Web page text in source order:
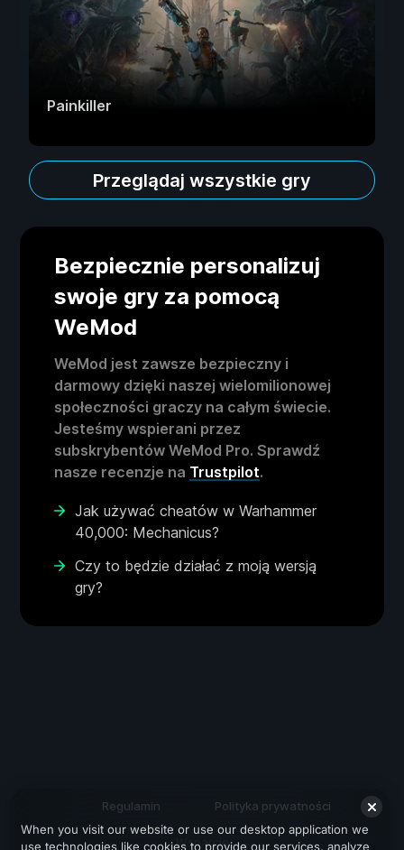
Painkiller
Przeglądaj wszystkie gry
Bezpiecznie personalizuj
swoje gry za pomocą
WeMod
WeMod jest zawsze bezpieczny i
darmowy dzięki naszej wielomilionowej
społeczności graczy na całym świecie.
Jesteśmy wspierani przez
subskrybentów WeMod Pro. Sprawdź
nasze recenzje na Trustpilot.
Jak używać cheatów w Warhammer
40,000: Mechanicus?
Czy to będzie działać z moją wersją
gry?
Regulamin Polityka prywatności
Wsparcie
When you visit our website or use our desktop application we
use technologies like cookies to provide our services, analyze